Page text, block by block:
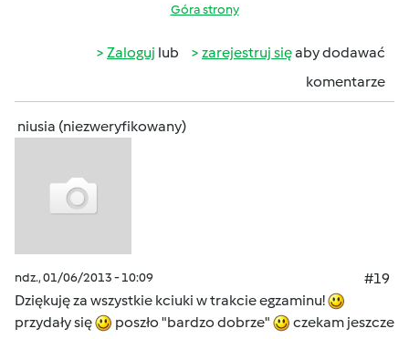
Góra strony
Zaloguj lub zarejestruj sięaby dodawać
komentarze
niusia (niezweryfikowany)
ndz., 01/06/2013 - 10:09
#19
Dziękuję za wszystkie kciuki w trakcie egzaminu!
przydały się
poszło "bardzo dobrze"
czekam jeszcze